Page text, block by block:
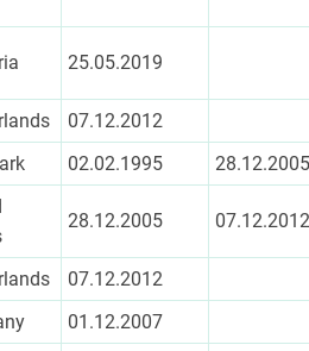
25.05.2019
07.12.2012
02.02.1995
28.12.2005
28.12.2005 07.12.2012
07.12.2012
01.12.2007